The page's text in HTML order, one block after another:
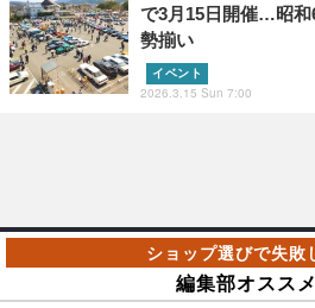
で3月15日開催…昭和
勢揃い
イベント
2026.3.15 Sun 7:00
編集部オスス